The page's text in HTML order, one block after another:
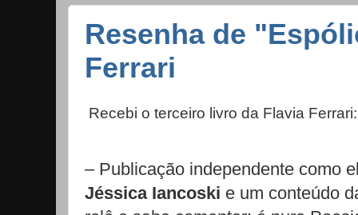
Resenha de
Ferrari
Recebi o terceiro livro da Flavia Ferrari:
– Publicação independente como
Jéssica Iancoski e um conteúdo